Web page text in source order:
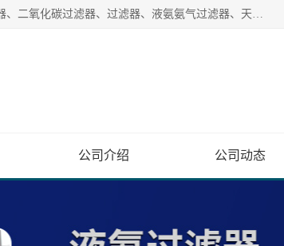
廊坊盛耀过滤设备有限公司主营产品：液氨过滤器、沼气过滤器、氨气分离器、二氧化碳过滤器、过滤器、液氨氨气过滤器、天然气过滤器、管道过滤器、*过滤器、液氨除油除水过滤器、氨气除油除水过滤器、焦炉煤气除焦油过滤器等。
公司介绍 公司动态